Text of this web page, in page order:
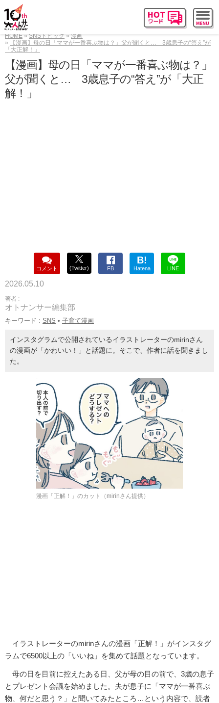
HOME SNSトピック
漫画
【漫画】母の日「ママが一番喜ぶ物は？」父が聞くと… 3歳息子の“答え”が
「大正解！」
【漫画】母の日「ママが一番喜ぶ物は？」
父が聞くと… 3歳息子の“答え”が「大正
解！」
コメント (Twitter) FB
B!
Hatena LINE
2026.05.10
著者 :
オトナンサー編集部
キーワード : SNS • 子育て漫画
インスタグラムで公開されているイラストレーターのmirinさん
の漫画が「かわいい！」と話題に。そこで、作者に話を聞きまし
た。
漫画「正解！」のカット（mirinさん提供）
イラストレーターのmirinさんの漫画「正解！」がインスタグ
ラムで6500以上の「いいね」を集めて話題となっています。
母の日を目前に控えたある日、父が母の目の前で、3歳の息子
とプレゼント会議を始めました。夫が息子に「ママが一番喜ぶ
物、何だと思う？」と聞いてみたところ…という内容で、読者